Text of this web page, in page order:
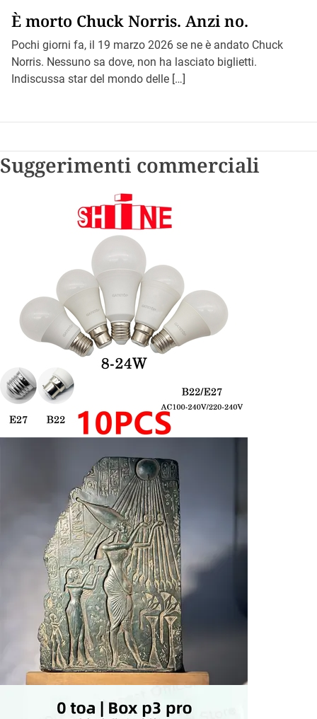
È morto Chuck Norris. Anzi no.
Pochi giorni fa, il 19 marzo 2026 se ne è andato Chuck
Norris. Nessuno sa dove, non ha lasciato biglietti.
Indiscussa star del mondo delle […]
Suggerimenti commerciali